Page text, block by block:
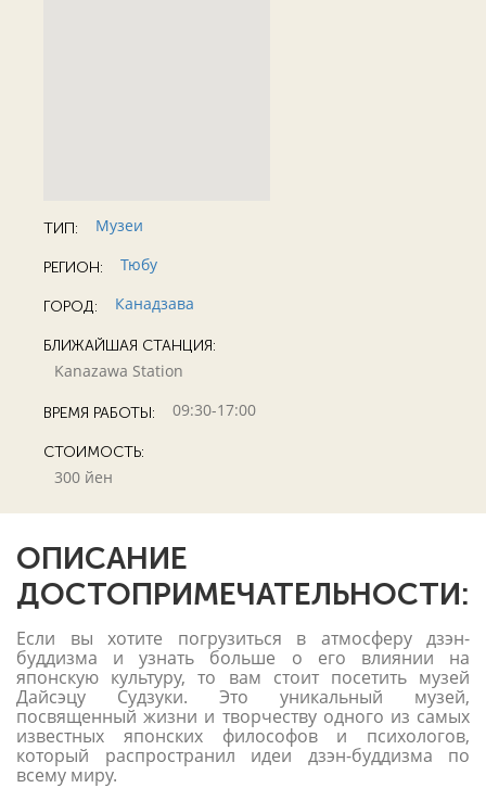
ТИП: Музеи
РЕГИОН: Тюбу
ГОРОД: Канадзава
БЛИЖАЙШАЯ СТАНЦИЯ:
Kanazawa Station
ВРЕМЯ РАБОТЫ: 09:30-17:00
СТОИМОСТЬ:
300 йен
ОПИСАНИЕ
ДОСТОПРИМЕЧАТЕЛЬНОСТИ:
Если вы хотите погрузиться в атмосферу дзэн-
буддизма и узнать больше о его влиянии на
японскую культуру, то вам стоит посетить музей
Дайсэцу Судзуки. Это уникальный музей,
посвященный жизни и творчеству одного из самых
известных японских философов и психологов,
который распространил идеи дзэн-буддизма по
всему миру.